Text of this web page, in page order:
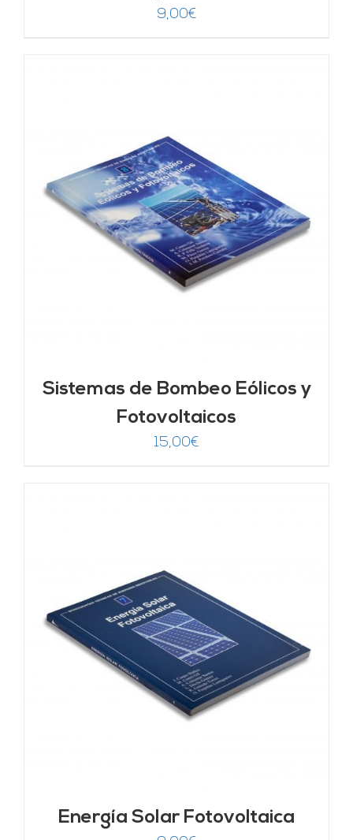
9,00€
Sistemas de Bombeo Eólicos y
Fotovoltaicos
15,00€
Energía Solar Fotovoltaica